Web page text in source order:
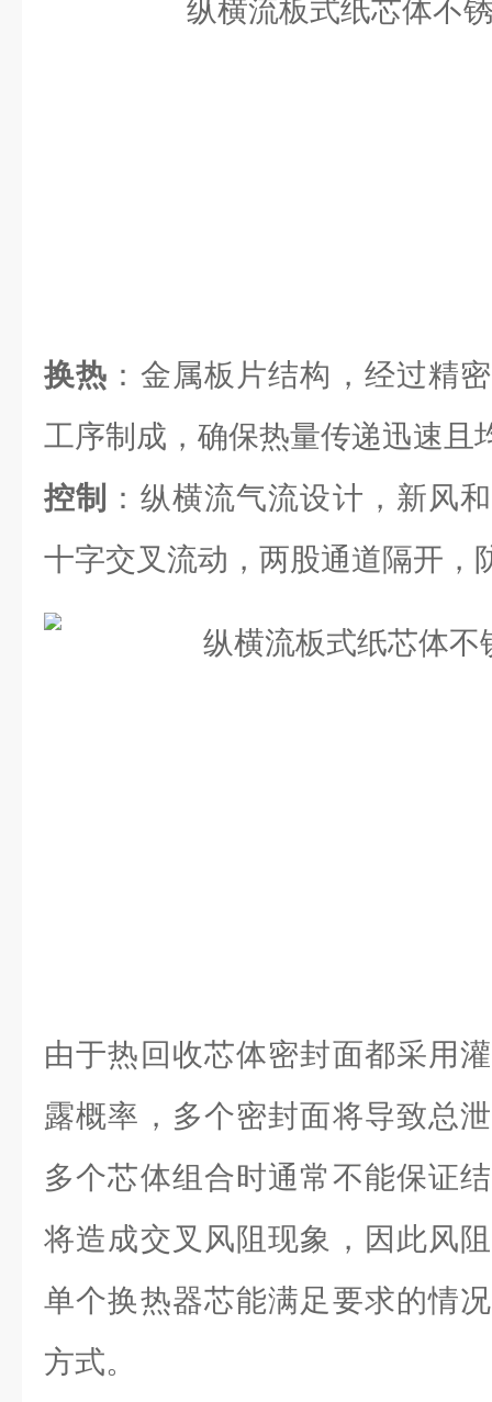
换热 ：金属板片结构，经过精
工序制成，确保热量传递迅速且
控制
：纵横流气流设计，新风
十字交叉流动，两股通道隔开，
由于热回收芯体密封面都采用
露概率，多个密封面将导致总
多个芯体组合时通常不能保证
将造成交叉风阻现象，因此风
单个换热器芯能满足要求的情
方式。